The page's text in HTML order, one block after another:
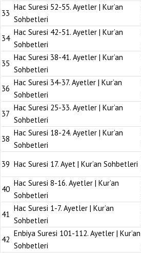
33
Hac Suresi 52-55. Ayetler | Kur’an
Sohbetleri
34
Hac Suresi 42-51. Ayetler | Kur’an
Sohbetleri
35
Hac Suresi 38-41. Ayetler | Kur’an
Sohbetleri
36
Hac Suresi 34-37. Ayetler | Kur’an
Sohbetleri
37
Hac Suresi 25-33. Ayetler | Kur’an
Sohbetleri
38
Hac Suresi 18-24. Ayetler | Kur’an
Sohbetleri
39 Hac Suresi 17. Ayet | Kur’an Sohbetleri
40
Hac Suresi 8-16. Ayetler | Kur’an
Sohbetleri
41
Hac Suresi 1-7. Ayetler | Kur’an
Sohbetleri
42
Enbiya Suresi 101-112. Ayetler | Kur’an
Sohbetleri